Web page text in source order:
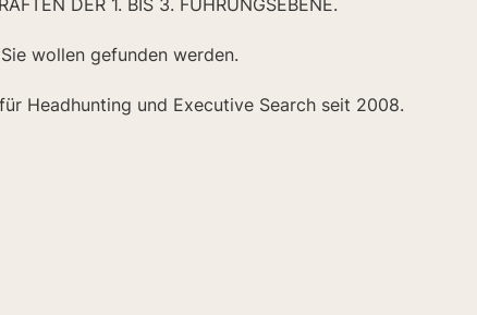
wollen gefunden werden.
Headhunting und Executive Search seit 2008.